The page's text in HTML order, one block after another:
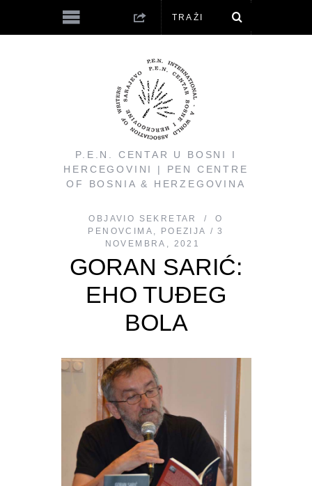
P.E.N. CENTAR U BOSNI I
HERCEGOVINI | PEN CENTRE
OF BOSNIA & HERZEGOVINA
OBJAVIO SEKRETAR
O
PENOVCIMA , POEZIJA
3
NOVEMBRA, 2021
GORAN SARIĆ:
EHO TUĐEG
BOLA